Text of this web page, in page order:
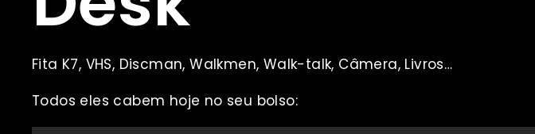
Fita K7, VHS, Discman, Walkmen, Walk-talk, Câmera, Livros…
Todos eles cabem hoje no seu bolso: